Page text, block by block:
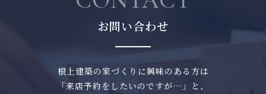
お問い合わせ
根上建築の家づくりに興味のある方は
「来店予約をしたいのですが…」と、